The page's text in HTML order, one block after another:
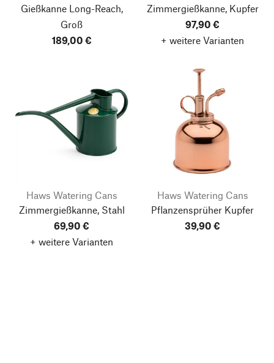
Gießkanne Long-Reach,
Groß
189,00 €
Zimmergießkanne, Kupfer
97,90 €
+ weitere Varianten
Haws Watering Cans
Zimmergießkanne, Stahl
69,90 €
+ weitere Varianten
Haws Watering Cans
Pflanzensprüher Kupfer
39,90 €